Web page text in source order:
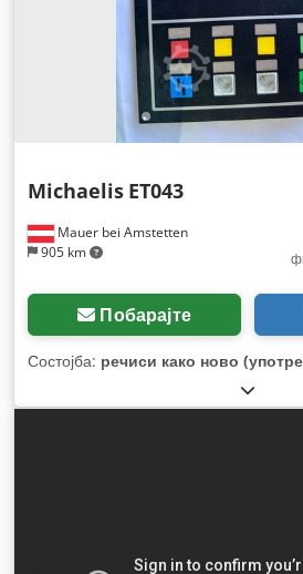
Mauer bei Amstetten
905 km
Michaelis ET043
Побарајте
Состојба: речиси како ново